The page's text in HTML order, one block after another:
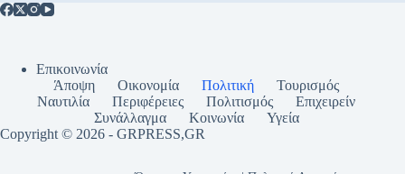
Επικοινωνία
Άποψη
Οικονομία Πολιτική
Τουρισμός
Ναυτιλία
Περιφέρειες Πολιτισμός
Επιχειρείν
Συνάλλαγμα
Κοινωνία
Υγεία
Copyright © 2026 - GRPRESS,GR